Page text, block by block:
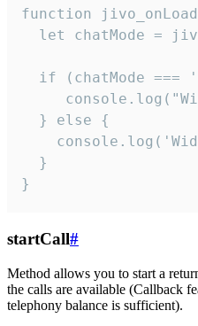
function
let chatMode =
if (chatMode ===
  } else {
  }
}
startCall#
Method allows you to start a
the calls are available (Callback
telephony balance is sufficient).